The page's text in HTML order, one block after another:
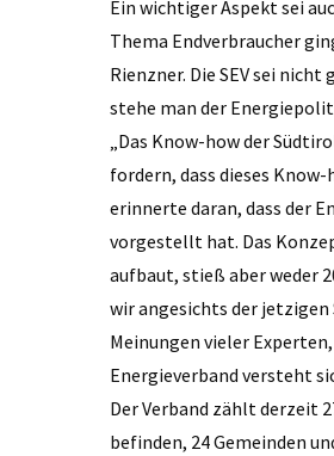
Ein wichtiger Aspekt sei
Thema Endverbraucher
Rienzner. Die SEV sei
stehe man der
„Das Know-how der
fordern, dass dieses
erinnerte daran, dass der
vorgestellt hat. Das
aufbaut, stieß aber weder
wir angesichts der jetzigen
Meinungen vieler
Energieverband versteht
Der Verband zählt derzeit
befinden, 24 Gemeinden